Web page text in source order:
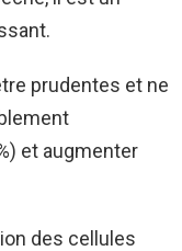
prudentes et ne
et augmenter
des cellules